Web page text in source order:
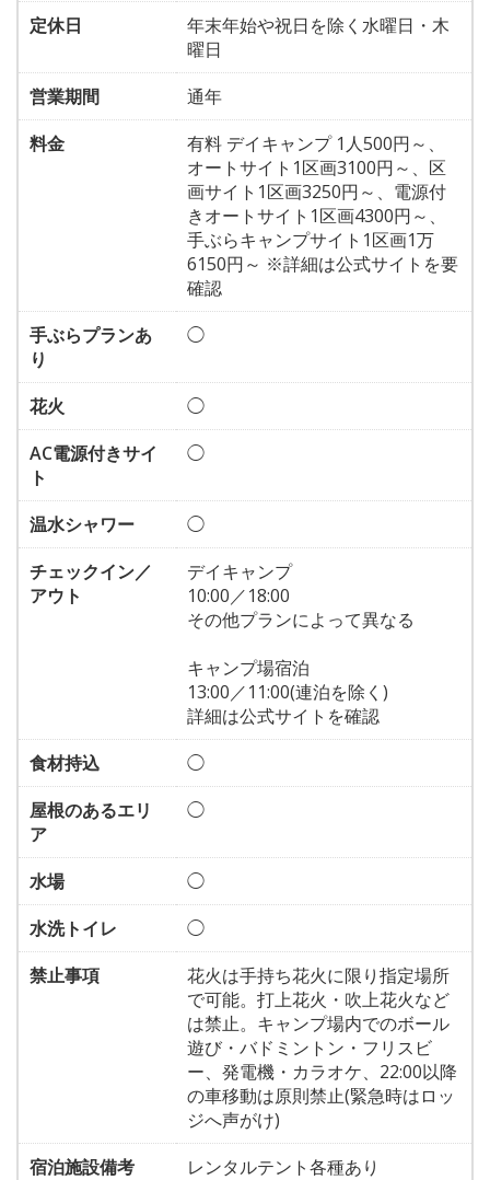
定休日
年末年始や祝日を除く水曜日・木
曜日
営業期間
通年
料金
有料 デイキャンプ 1人500円～、
オートサイト1区画3100円～、区
画サイト1区画3250円～、電源付
きオートサイト1区画4300円～、
手ぶらキャンプサイト1区画1万
6150円～ ※詳細は公式サイトを要
確認
手ぶらプランあ
り
◯
花火
◯
AC電源付きサイ
ト
◯
温水シャワー
◯
チェックイン／
アウト
デイキャンプ
10:00／18:00
その他プランによって異なる
キャンプ場宿泊
13:00／11:00(連泊を除く)
詳細は公式サイトを確認
食材持込
◯
屋根のあるエリ
ア
◯
水場
◯
水洗トイレ
◯
禁止事項
花火は手持ち花火に限り指定場所
で可能。打上花火・吹上花火など
は禁止。キャンプ場内でのボール
遊び・バドミントン・フリスビ
ー、発電機・カラオケ、22:00以降
の車移動は原則禁止(緊急時はロッ
ジへ声がけ)
宿泊施設備考
レンタルテント各種あり